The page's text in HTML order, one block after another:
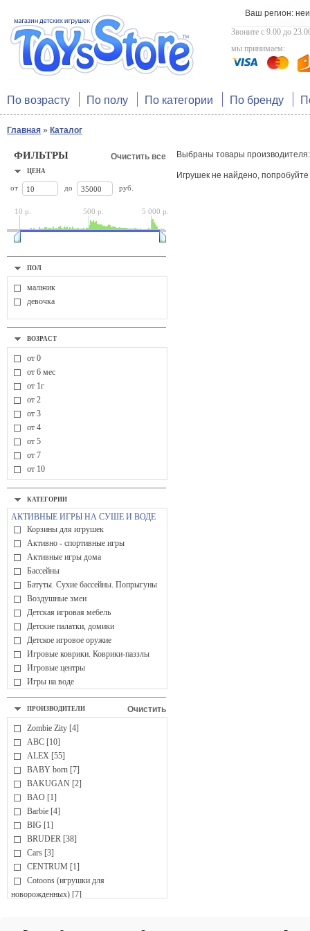
Ваш регион:
Звоните с 9.00 до
мы принимаем:
По возрасту По полу По категории По бренду
Главная » Каталог
Очистить все
ФИЛЬТРЫ
ЦЕНА
от до руб.
5 000 р.
500 р.
10 р.
ПОЛ
мальчик
девочка
ВОЗРАСТ
от 0
от 6 мес
от 1г
от 2
от 3
от 4
от 5
от 7
от 10
КАТЕГОРИИ
АКТИВНЫЕ ИГРЫ НА СУШЕ И ВОДЕ
Корзины для игрушек
Активно - спортивные игры
Активные игры дома
Бассейны
Батуты. Сухие бассейны. Попрыгуны
Воздушные змеи
Детская игровая мебель
Детские палатки, домики
Детское игровое оружие
Игровые коврики. Коврики-паззлы
Игровые центры
Игры на воде
Мыльные пузыри
Мячи
Аппликация, коллаж
Вышивка
Гипс, глина, гончарные изделия
Детские парты, доски для рисования,
мольберты
Лепка, пластилин
Наборы для творчества
Наклейки
Оригами
Раскраски, раскраски по номерам
Рисование
Украшения для девочек
ИГРОВЫЕ КОМПЛЕКСЫ
Очистить
ПРОИЗВОДИТЕЛИ
Zombie Zity [4]
ABC [10]
ALEX [55]
BABY born [7]
BAKUGAN [2]
BAO [1]
Barbie [4]
BIG [1]
BRUDER [38]
Cars [3]
CENTRUM [1]
Cotoons (игрушки для
новорожденных) [7]
Выбраны товары
Игрушек не найдено,